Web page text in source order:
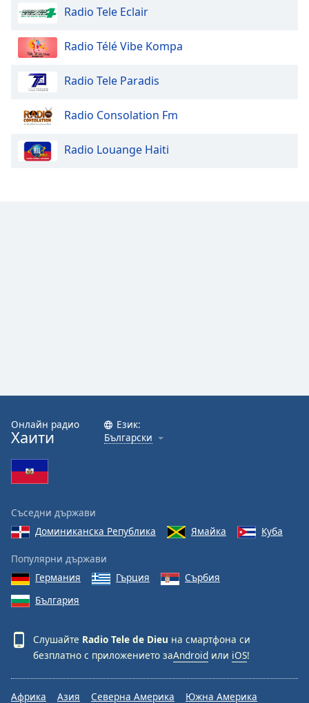
Radio Tele Eclair
Radio Télé Vibe Kompa
Radio Tele Paradis
Radio Consolation Fm
Radio Louange Haiti
Онлайн радио
Хаити
Език:
Български
Съседни държави
Доминиканска Република
Ямайка Куба
Популярни държави
Германия
Гърция
Сърбия
България
Слушайте Radio Tele de Dieu на смартфона си
безплатно с приложението заAndroid или iOS!
Африка Азия Северна Америка Южна Америка